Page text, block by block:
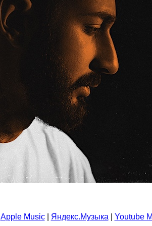
Apple Music| Яндекс.Музыка Youtube